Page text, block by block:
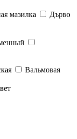
мазилка
Дърво
Вальмовая